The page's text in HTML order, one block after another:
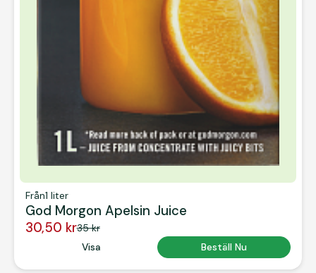
Från1 liter
God Morgon Apelsin Juice
30,50 kr35 kr
Button Text
Visa Button Text
Beställ Nu